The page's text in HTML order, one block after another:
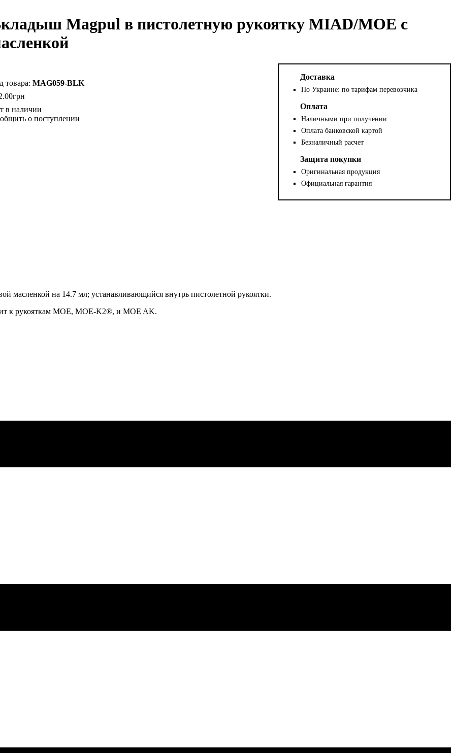
Magpul в пистолетную рукоятку MIAD/MOE с
MAG059-BLK
.00грн
о поступлении
Доставка
По Украине: по тарифам перевозчика
Оплата
Наличными при получении
Оплата банковской картой
Безналичный расчет
Защита покупки
Оригинальная продукция
Официальная гарантия
масленкой на 14.7 мл; устанавливающийся внутрь пистолетной рукоятки.
к рукояткам MOE, MOE-K2®, и MOE AK.